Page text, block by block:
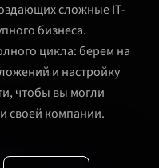
сложные IT-
бизнеса.
цикла: берем на
и настройку
чтобы вы могли
своей компании.